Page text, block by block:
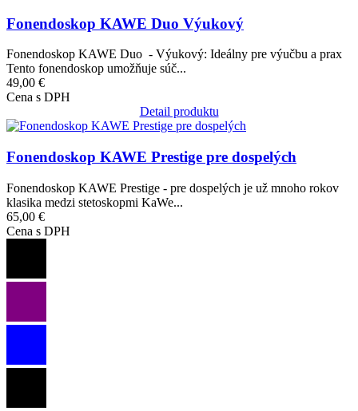
Fonendoskop KAWE Duo Výukový
Fonendoskop KAWE Duo - Výukový: Ideálny pre výučbu a prax
Tento fonendoskop umožňuje súč...
49,00 €
Cena s DPH
Detail produktu
Obrázok
Fonendoskop KAWE Prestige pre dospelých
Fonendoskop KAWE Prestige - pre dospelých je už mnoho rokov
klasika medzi stetoskopmi KaWe...
65,00 €
Cena s DPH